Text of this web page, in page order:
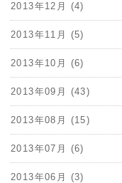
2013年12月 (4)
2013年11月 (5)
2013年10月 (6)
2013年09月 (43)
2013年08月 (15)
2013年07月 (6)
2013年06月 (3)